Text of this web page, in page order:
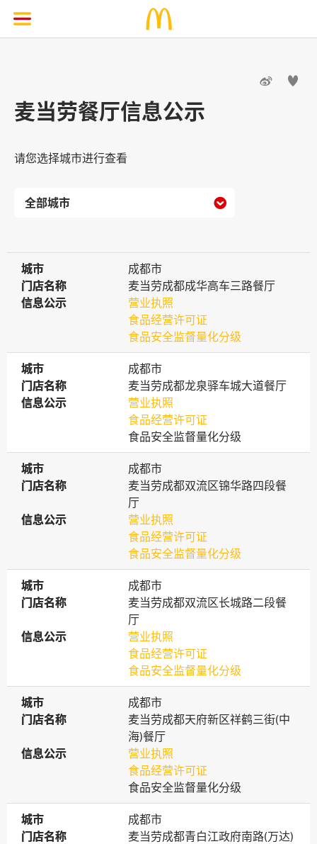
 
麦当劳餐厅信息公示
请您选择城市进行查看

城市
城市
成都市
门店名称
门店名称
麦当劳成都成华高车三路餐厅
信息公示
信息公示
营业执照
食品经营许可证
食品安全监督量化分级
城市
城市
成都市
门店名称
门店名称
麦当劳成都龙泉驿车城大道餐厅
信息公示
信息公示
营业执照
食品经营许可证
食品安全监督量化分级
城市
城市
成都市
门店名称
门店名称
麦当劳成都双流区锦华路四段餐
厅
信息公示
信息公示
营业执照
食品经营许可证
食品安全监督量化分级
城市
城市
成都市
门店名称
门店名称
麦当劳成都双流区长城路二段餐
厅
信息公示
信息公示
营业执照
食品经营许可证
食品安全监督量化分级
城市
城市
成都市
门店名称
门店名称
麦当劳成都天府新区祥鹤三街(中
海)餐厅
信息公示
信息公示
营业执照
食品经营许可证
食品安全监督量化分级
城市
城市
成都市
门店名称
门店名称
麦当劳成都青白江政府南路(万达)